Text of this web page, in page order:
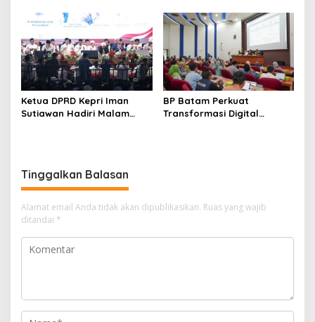
Reguler Segera Hadir
Melalui LMS
Pihak Kepolisian
Ketua DPRD Kepri Iman
Sutiawan Hadiri Malam
BP Batam Perkuat
Transformasi Digital
Tinggalkan Balasan
Alamat email Anda tidak akan dipublikasikan. Ruas yang wajib
ditandai *